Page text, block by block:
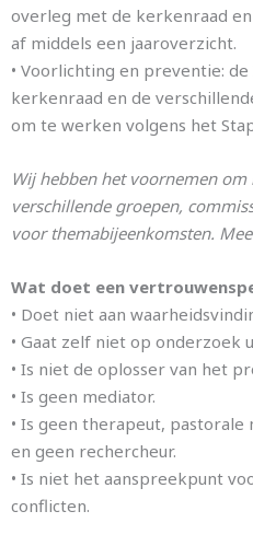
overleg met de kerkenraad
af middels een jaaroverzicht.
• Voorlichting en preventie:
kerkenraad en de
om te werken volgens het
Wij hebben het voornemen
verschillende groepen,
voor themabijeenkomsten.
Wat doet een
• Doet niet aan
• Gaat zelf niet op onderzoek
• Is niet de oplosser van het
• Is geen mediator.
• Is geen therapeut,
en geen rechercheur.
• Is niet het aanspreekpunt
conflicten.